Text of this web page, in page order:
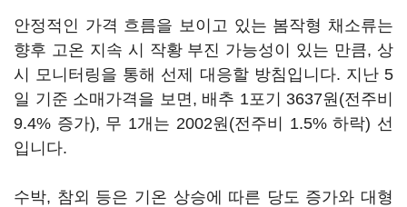
안정적인 가격 흐름을 보이고 있는 봄작형 채소류는
향후 고온 지속 시 작황 부진 가능성이 있는 만큼, 상
시 모니터링을 통해 선제 대응할 방침입니다. 지난 5
일 기준 소매가격을 보면, 배추 1포기 3637원(전주비
9.4% 증가), 무 1개는 2002원(전주비 1.5% 하락) 선
입니다.
수박, 참외 등은 기온 상승에 따른 당도 증가와 대형